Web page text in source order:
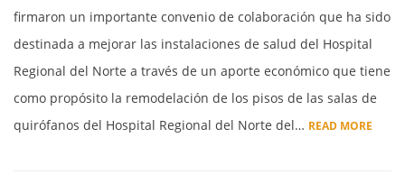
firmaron un importante convenio de colaboración que ha sido
destinada a mejorar las instalaciones de salud del Hospital
Regional del Norte a través de un aporte económico que tiene
como propósito la remodelación de los pisos de las salas de
quirófanos del Hospital Regional del Norte del… READ MORE